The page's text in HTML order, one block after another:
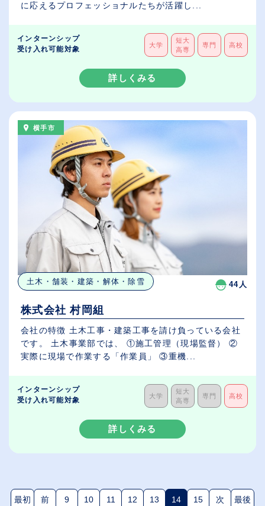
に応えるプロフェッショナルたちが活躍し...
インターンシップ
受け入れ可能対象
大学
短大
高専
専門 高校
詳しくみる
横手市
土木・舗装・建築・解体・除雪 44人
株式会社 村岡組
会社の特徴 土木工事・建築工事を請け負っている会社
です。 土木事業部では、 ①施工管理（現場監督） ②
実際に現場で作業する「作業員」 ③重機...
インターンシップ
受け入れ可能対象
大学
短大
高専
専門 高校
詳しくみる
最初 前 9 10 11 12 13 14(現在のページ)
15 次 最後